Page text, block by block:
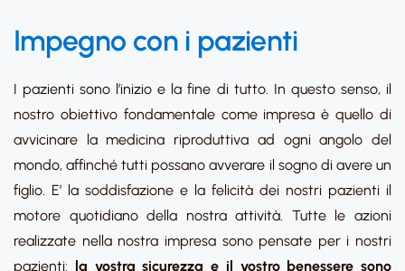
Impegno con i pazienti
I pazienti sono l’inizio e la fine di tutto. In questo senso, il
nostro obiettivo fondamentale come impresa è quello di
avvicinare la medicina riproduttiva ad ogni angolo del
mondo, affinché tutti possano avverare il sogno di avere un
figlio. E’ la soddisfazione e la felicità dei nostri pazienti il
motore quotidiano della nostra attività. Tutte le azioni
realizzate nella nostra impresa sono pensate per i nostri
pazienti: la vostra sicurezza e il vostro benessere sono